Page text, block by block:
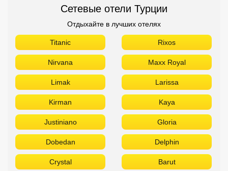
Сетевые отели Турции
Отдыхайте в лучших отелях
Titanic Rixos
Nirvana Maxx Royal
Limak Larissa
Kirman Kaya
Justiniano Gloria
Dobedan Delphin
Crystal Barut